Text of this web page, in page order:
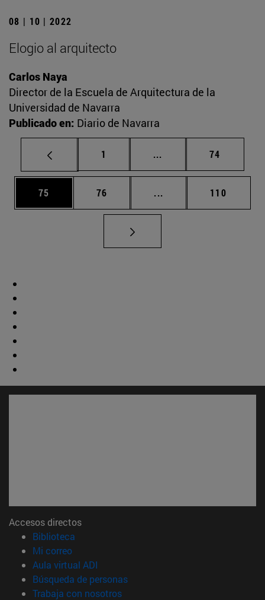
08 | 10 | 2022
Elogio al arquitecto
Carlos Naya
Director de la Escuela de Arquitectura de la
Universidad de Navarra
Publicado en: Diario de Navarra
Página
1 ... Páginas intermedias
Página
74
Página
75 Página
76 ... Páginas intermedias
Página
110
Accesos directos
Biblioteca
Mi correo(abre en nueva ventana)
Aula virtual ADI
Búsqueda de personas(abre en nueva ventana)
Trabaja con nosotros(abre en nueva ventana)